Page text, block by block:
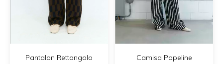
Pantalon Rettangolo
Camisa Popeline